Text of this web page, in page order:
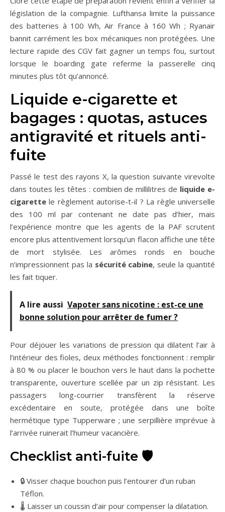
législation de la compagnie. Lufthansa limite la puissance
des batteries à 100 Wh, Air France à 160 Wh ; Ryanair
bannit carrément les box mécaniques non protégées. Une
lecture rapide des CGV fait gagner un temps fou, surtout
lorsque le boarding gate referme la passerelle cinq
minutes plus tôt qu’annoncé.
Liquide e-cigarette et
bagages : quotas, astuces
antigravité et rituels anti-
fuite
Passé le test des rayons X, la question suivante virevolte
dans toutes les têtes : combien de millilitres de liquide e-
cigarette le règlement autorise-t-il ? La règle universelle
des 100 ml par contenant ne date pas d’hier, mais
l’expérience montre que les agents de la PAF scrutent
encore plus attentivement lorsqu’un flacon affiche une tête
de mort stylisée. Les arômes ronds en bouche
n’impressionnent pas la sécurité cabine, seule la quantité
les fait tiquer.
A lire aussi Vapoter sans nicotine : est-ce une
bonne solution pour arrêter de fumer ?
Pour déjouer les variations de pression qui dilatent l’air à
l’intérieur des fioles, deux méthodes fonctionnent : remplir
à 80 % ou placer le bouchon vers le haut dans la pochette
transparente, ouverture scellée par un zip résistant. Les
passagers long-courrier transfèrent la réserve
excédentaire en soute, protégée dans une boîte
hermétique type Tupperware ; une serpillière imprévue à
l’arrivée ruinerait l’humeur vacancière.
Checklist anti-fuite 🛡️
🔒 Visser chaque bouchon puis l’entourer d’un ruban
Téflon.
🌡️ Laisser un coussin d’air pour compenser la dilatation.